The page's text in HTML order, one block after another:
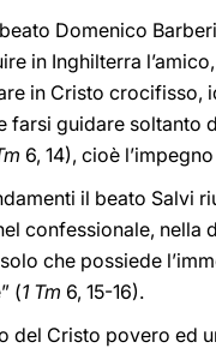
Domenico
in Inghilterra
in Cristo crocifisso,
farsi guidare soltanto
6, 14), cioè
il beato Salvi
confessionale,
che possiede
(1 Tm 6, 15-16).
del Cristo povero ed